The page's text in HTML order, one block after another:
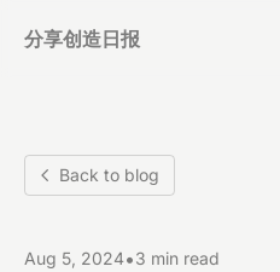
分享创造日报
Back to blog
Aug 5, 2024•3 min read